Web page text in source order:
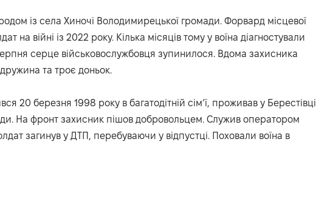
із села Хиночі Володимирецької громади. Форвард місцевої
на війні із 2022 року. Кілька місяців тому у воїна діагностували
серце військовослужбовця зупинилося. Вдома захисника
та троє доньок.
20 березня 1998 року в багатодітній сім’ї, проживав у Берестівці
На фронт захисник пішов добровольцем. Служив оператором
загинув у ДТП, перебуваючи у відпустці. Поховали воїна в